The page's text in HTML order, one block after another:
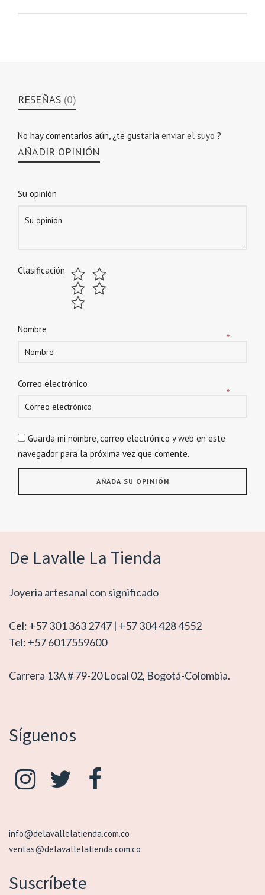
RESEÑAS (0)
No hay comentarios aún, ¿te gustaría enviar el suyo ?
AÑADIR OPINIÓN
Su opinión
Clasificación
Nombre
*
Correo electrónico
*
Guarda mi nombre, correo electrónico y web en este
navegador para la próxima vez que comente.
De Lavalle La Tienda
Joyeria artesanal con significado
Cel: +57 301 363 2747 | +57 304 428 4552
Tel: +57 6017559600
Carrera 13A # 79-20 Local 02, Bogotá-Colombia.
Síguenos
info@delavallelatienda.com.co
ventas@delavallelatienda.com.co
Suscríbete